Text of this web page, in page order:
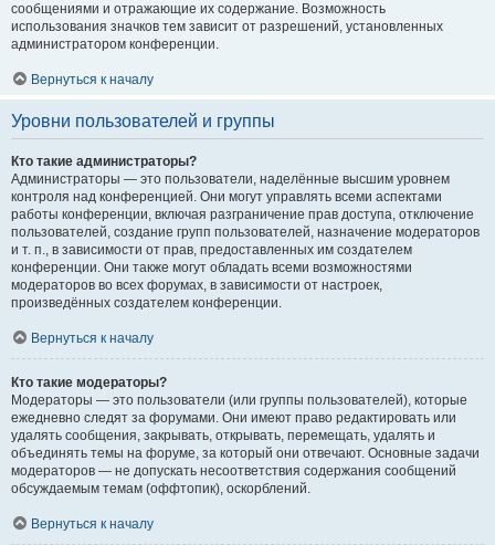
сообщениями и отражающие их содержание. Возможность
использования значков тем зависит от разрешений, установленных
администратором конференции.
Вернуться к началу
Уровни пользователей и группы
Кто такие администраторы?
Администраторы — это пользователи, наделённые высшим уровнем
контроля над конференцией. Они могут управлять всеми аспектами
работы конференции, включая разграничение прав доступа, отключение
пользователей, создание групп пользователей, назначение модераторов
и т. п., в зависимости от прав, предоставленных им создателем
конференции. Они также могут обладать всеми возможностями
модераторов во всех форумах, в зависимости от настроек,
произведённых создателем конференции.
Вернуться к началу
Кто такие модераторы?
Модераторы — это пользователи (или группы пользователей), которые
ежедневно следят за форумами. Они имеют право редактировать или
удалять сообщения, закрывать, открывать, перемещать, удалять и
объединять темы на форуме, за который они отвечают. Основные задачи
модераторов — не допускать несоответствия содержания сообщений
обсуждаемым темам (оффтопик), оскорблений.
Вернуться к началу